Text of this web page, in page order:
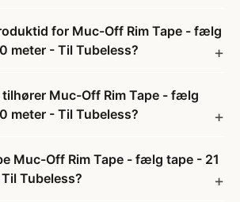
for Muc-Off Rim Tape - fælg
meter - Til Tubeless?
Muc-Off Rim Tape - fælg
meter - Til Tubeless?
Muc-Off Rim Tape - fælg tape - 21
Tubeless?